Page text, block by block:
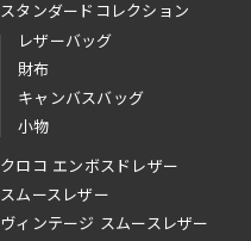
スタンダードコレクション
レザーバッグ
財布
キャンバスバッグ
小物
クロコ エンボスドレザー
スムースレザー
ヴィンテージ スムースレザー